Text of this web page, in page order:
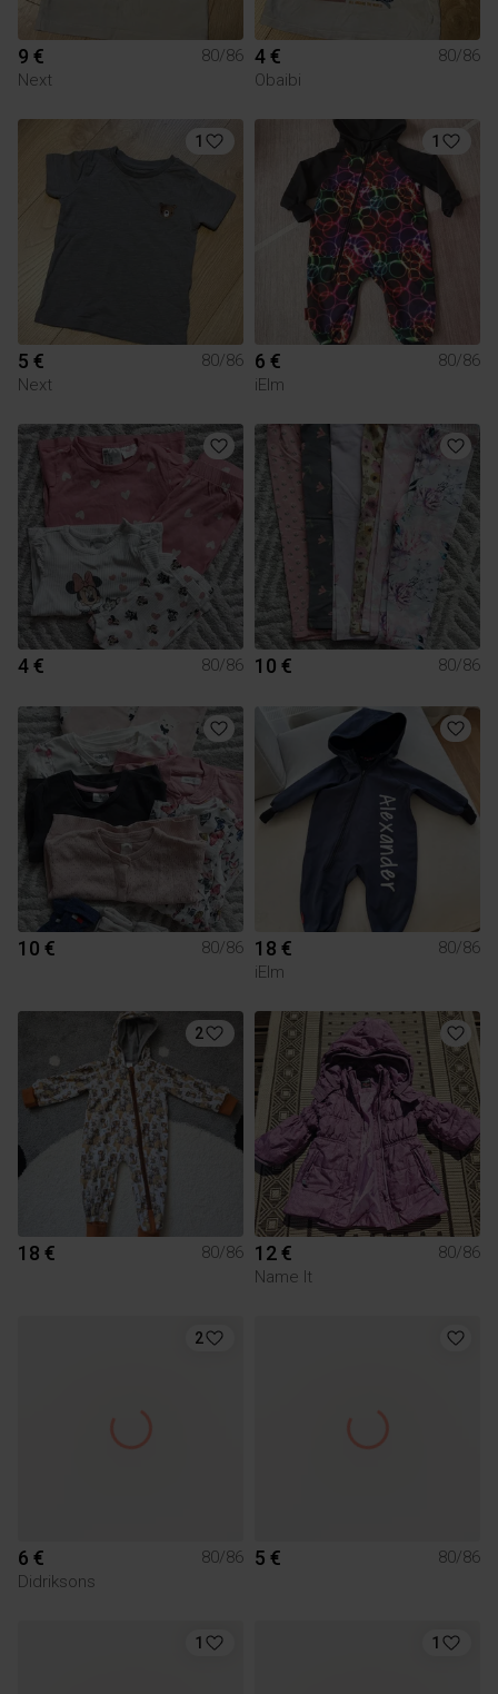
9 €
80/86
Next
4 €
80/86
Obaibi
1
5 €
80/86
Next
1
6 €
80/86
iElm
4 € 80/86 10 € 80/86
10 € 80/86 18 €
80/86
iElm
2
18 € 80/86 12 €
80/86
Name It
2
6 €
80/86
Didriksons
5 € 80/86
1 1